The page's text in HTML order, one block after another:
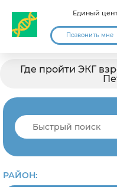
Единый
Позвонить мне
Где пройти ЭКГ
РАЙОН: